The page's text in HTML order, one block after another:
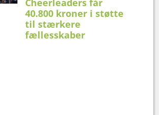
Cheerleaders får
40.800 kroner i støtte
til stærkere
fællesskaber